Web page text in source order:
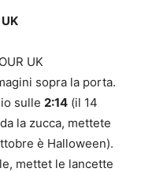
UK
sopra la porta.
sulle 2:14 (il 14
la zucca, mettete
è Halloween).
mettet le lancette